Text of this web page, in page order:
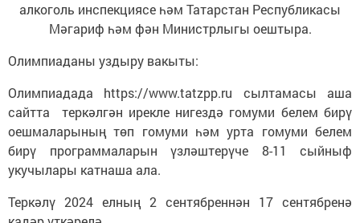
алкоголь инспекциясе һәм Татарстан Республикасы
Мәгариф һәм фән Министрлыгы оештыра.
Олимпиаданы уздыру вакыты:
Олимпиадада https://www.tatzpp.ru сылтамасы аша
сайтта теркәлгән ирекле нигездә гомуми белем бирү
оешмаларының төп гомуми һәм урта гомуми белем
бирү программаларын үзләштерүче 8-11 сыйныф
укучылары катнаша ала.
Теркәлү 2024 елның 2 сентябреннән 17 сентябренә